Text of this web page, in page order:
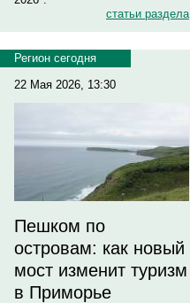
статьи раздела
Регион сегодня
22 Мая 2026, 13:30
Пешком по
островам: как новый
мост изменит туризм
в Приморье